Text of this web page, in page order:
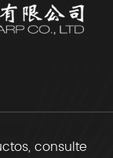
consulte